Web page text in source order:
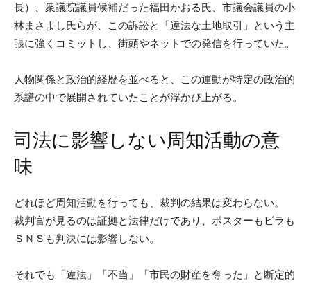
長）、衆議院議員候補だった福田かおる氏、市議会議員の小
林まさよし氏らが、この訴訟と「違法な土地取引」という主
張に強くコミットし、街頭やネットでの発信を行っていた。
人物関係と政治的経歴を並べると、この運動が特定の政治的
系譜の中で展開されていたことが浮かび上がる。
司法に影響しない周知活動の意
味
どれほど周知活動を行っても、裁判の結果は変わらない。
裁判官が見るのは証拠と法律だけであり、ポスターもビラも
ＳＮＳも判決には影響しない。
それでも「違法」「不当」「市民の財産を奪った」と断定的